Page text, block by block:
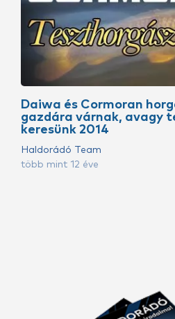
Daiwa és Cormoran
gazdára várnak, avagy
keresünk 2014
Haldorádó Team
több mint 12 éve